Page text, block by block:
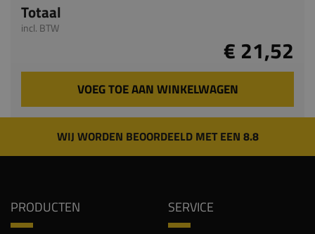
Totaal
incl. BTW
€ 21,52
VOEG TOE AAN WINKELWAGEN
WIJ WORDEN BEOORDEELD MET EEN 8.8
PRODUCTEN SERVICE